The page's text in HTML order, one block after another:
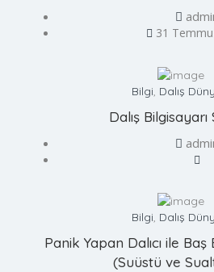
31
Bilgi, Dalış
Dalış Bilgisayarı
Bilgi, Dalış
Panik Yapan Dalıcı ile
(Suüstü ve